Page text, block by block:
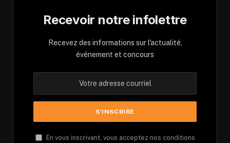
Recevoir notre infolettre
Recevez des informations sur l'actualité,
événement et concours
En vous inscrivant, vous acceptez nos conditions